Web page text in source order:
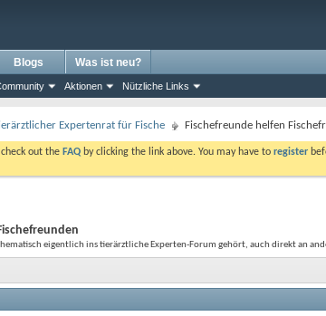
Aktionen Nützliche Links
Blogs Was ist neu?
Expertenrat für Fische Fischefreunde helfen
out the FAQ by clicking the link above. You may have to register
eigentlich ins tierärztliche Experten-Forum gehört, auch direkt an